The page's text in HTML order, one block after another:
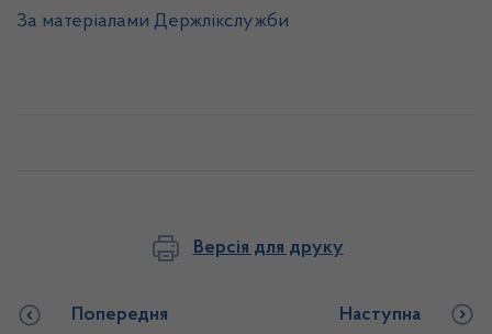
За матеріалами Держлікслужби
Версія для друку
Попередня Наступна